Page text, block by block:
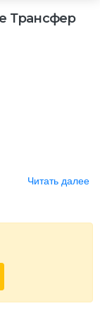
Трансфер
Читать далее